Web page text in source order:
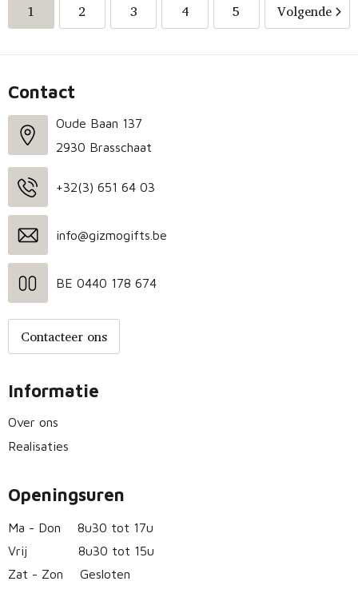
1 2 3 4 5 Volgende
Contact
Oude Baan 137
2930 Brasschaat
+32(3) 651 64 03
info@gizmogifts.be
BE 0440 178 674
Contacteer ons
Informatie
Over ons
Realisaties
Openingsuren
Ma - Don
8u30 tot 17u
Vrij
8u30 tot 15u
Zat - Zon
Gesloten